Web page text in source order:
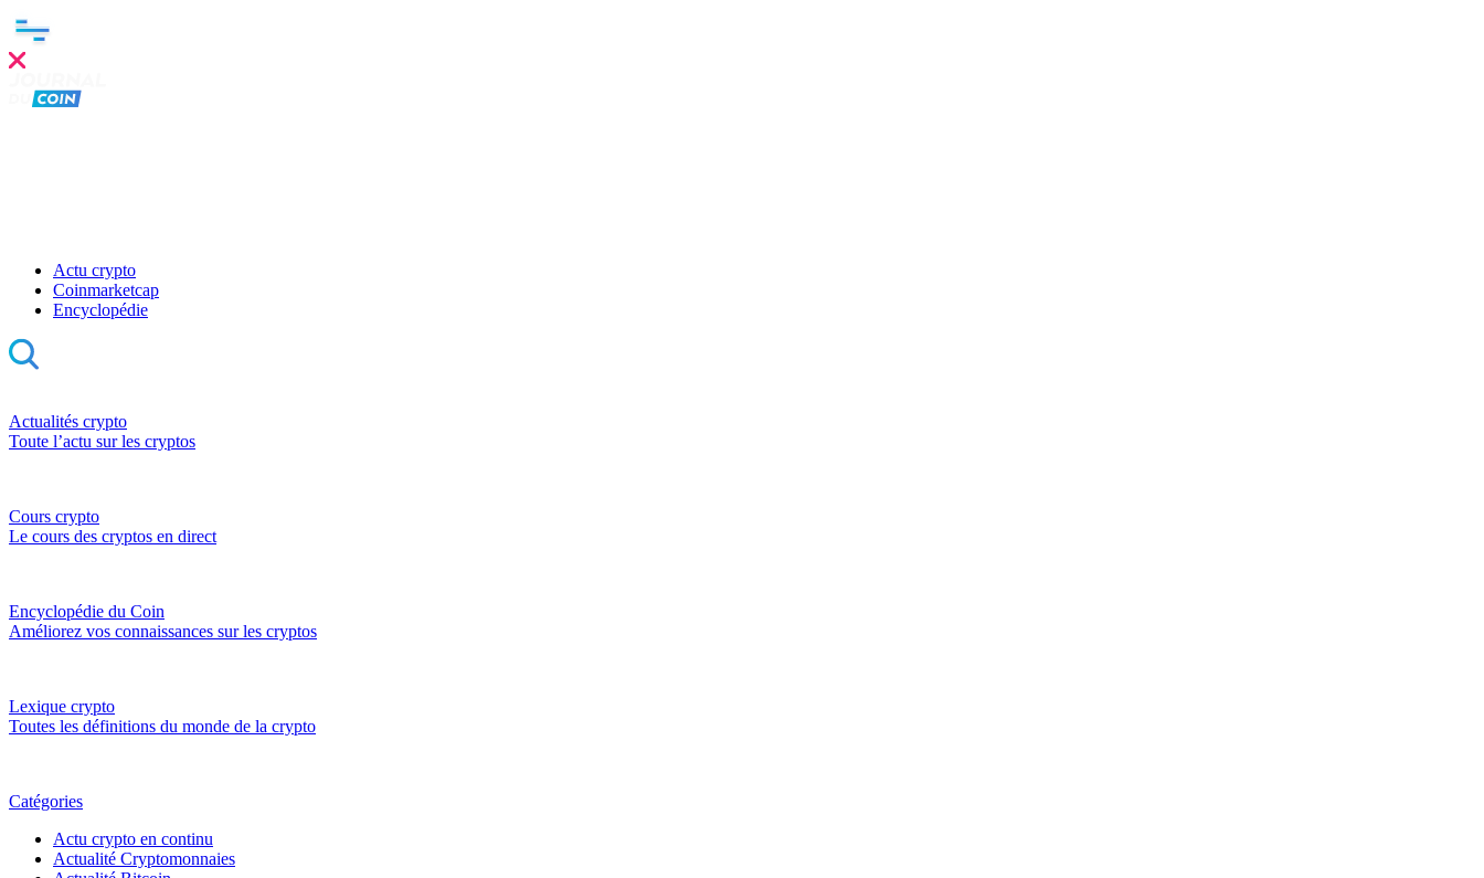
Actu crypto
Coinmarketcap
Encyclopédie
Actualités crypto
Toute l’actu sur les cryptos
Cours crypto
Le cours des cryptos en direct
Encyclopédie du Coin
Améliorez vos connaissances sur les cryptos
Lexique crypto
Toutes les définitions du monde de la crypto
Catégories
Actu crypto en continu
Actualité Cryptomonnaies